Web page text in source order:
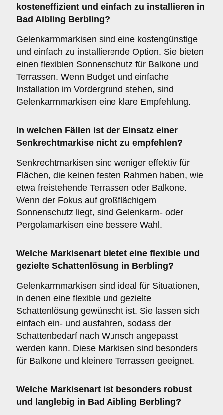
kosteneffizient und einfach zu installieren in
Bad Aibling Berbling?
Gelenkarmmarkisen sind eine kostengünstige
und einfach zu installierende Option. Sie bieten
einen flexiblen Sonnenschutz für Balkone und
Terrassen. Wenn Budget und einfache
Installation im Vordergrund stehen, sind
Gelenkarmmarkisen eine klare Empfehlung.
In welchen Fällen ist der Einsatz einer
Senkrechtmarkise nicht zu empfehlen?
Senkrechtmarkisen sind weniger effektiv für
Flächen, die keinen festen Rahmen haben, wie
etwa freistehende Terrassen oder Balkone.
Wenn der Fokus auf großflächigem
Sonnenschutz liegt, sind Gelenkarm- oder
Pergolamarkisen eine bessere Wahl.
Welche Markisenart bietet eine flexible und
gezielte Schattenlösung in Berbling?
Gelenkarmmarkisen sind ideal für Situationen,
in denen eine flexible und gezielte
Schattenlösung gewünscht ist. Sie lassen sich
einfach ein- und ausfahren, sodass der
Schattenbedarf nach Wunsch angepasst
werden kann. Diese Markisen sind besonders
für Balkone und kleinere Terrassen geeignet.
Welche Markisenart ist besonders robust
und langlebig in Bad Aibling Berbling?